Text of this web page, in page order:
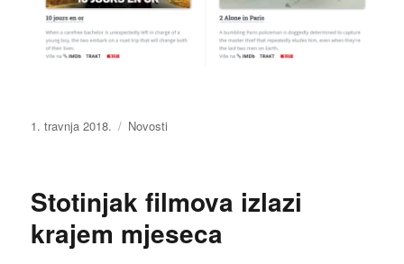
Objavljeno
1. travnja 2018. Kategorije
Novosti
Stotinjak filmova izlazi
krajem mjeseca